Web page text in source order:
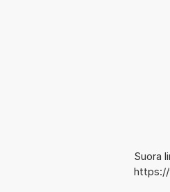
Suora
https://